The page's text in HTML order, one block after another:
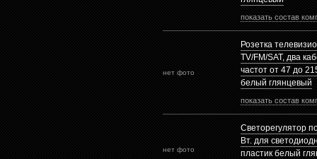
показать состав
нет фото
Розетка
TV/FM/SAT, два
частот от 47 до
белый глянцевый
показать состав
нет фото
Светорегулятор
Вт. для
пластик белый